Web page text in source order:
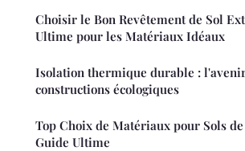
Choisir le Bon Revêtement de Sol
Ultime pour les Matériaux Idéaux
Isolation thermique durable :
constructions écologiques
Top Choix de Matériaux pour Sols
Guide Ultime